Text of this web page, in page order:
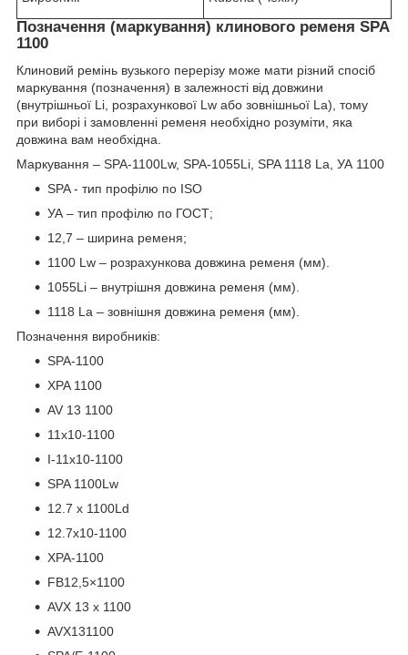
Позначення (маркування) клинового ременя SPA
1100
Клиновий ремінь вузького перерізу може мати різний спосіб
маркування (позначення) в залежності від довжини
(внутрішньої Li, розрахункової Lw або зовнішньої La), тому
при виборі і замовленні ременя необхідно розуміти, яка
довжина вам необхідна.
Маркування – SPA-1100Lw, SPA-1055Li, SPA 1118 La, УА 1100
SPA - тип профілю по ISO
УА – тип профілю по ГОСТ;
12,7 – ширина ременя;
1100 Lw – розрахункова довжина ременя (мм).
1055Li – внутрішня довжина ременя (мм).
1118 La – зовнішня довжина ременя (мм).
Позначення виробників:
SPA-1100
XPA 1100
AV 13 1100
11x10-1100
I-11х10-1100
SPA 1100Lw
12.7 x 1100Ld
12.7x10-1100
XPA-1100
FB12,5×1100
AVX 13 x 1100
AVX131100